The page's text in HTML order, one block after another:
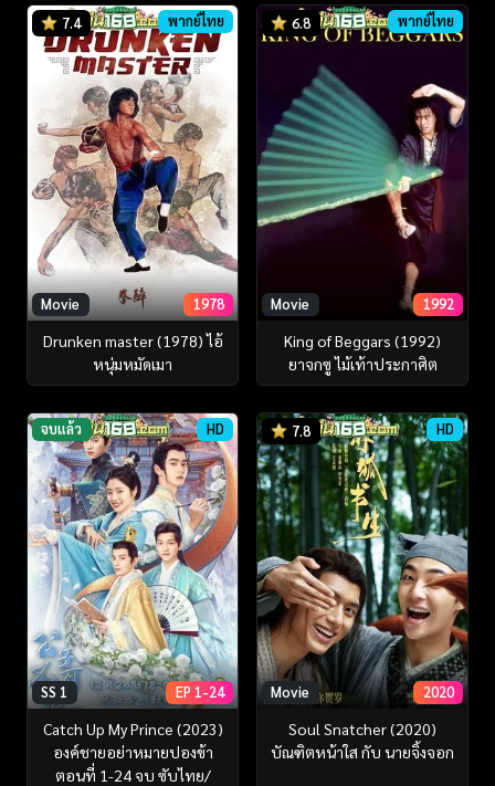
7.4 พากย์ไทย
Movie 1978
Drunken master (1978) ไอ้
หนุ่มหมัดเมา
6.8 พากย์ไทย
Movie 1992
King of Beggars (1992)
ยาจกซู ไม้เท้าประกาศิต
จบแล้ว HD
SS 1 EP 1-24
Catch Up My Prince (2023)
องค์ชายอย่าหมายปองข้า
ตอนที่ 1-24 จบ ซับไทย/
7.8 HD
Movie 2020
Soul Snatcher (2020)
บัณฑิตหน้าใส กับ นายจิ้งจอก